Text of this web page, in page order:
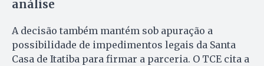
análise
A decisão também mantém sob apuração a
possibilidade de impedimentos legais da Santa
Casa de Itatiba para firmar a parceria. O TCE cita a